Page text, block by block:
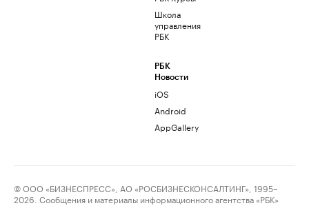
Школа
управления
РБК
РБК
Новости
iOS
Android
AppGallery
© ООО «БИЗНЕСПРЕСС», АО «РОСБИЗНЕСКОНСАЛТИНГ», 1995–
2026. Сообщения и материалы информационного агентства «РБК»